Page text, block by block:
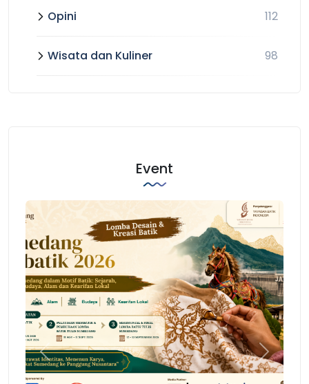
Opini 112
Wisata dan Kuliner 98
Event
Previous Next